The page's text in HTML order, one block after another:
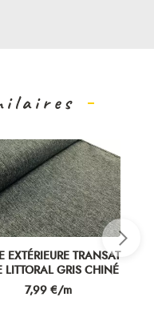
EXTÉRIEURE TRANSAT
LITTORAL GRIS CHINÉ
Prix
7,99 €/m